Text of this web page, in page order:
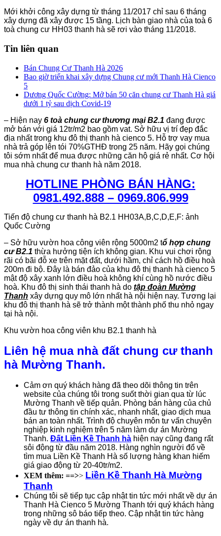
Mới khởi công xây dựng từ tháng 11/2017 chỉ sau 6 tháng
xây dựng đã xây được 15 tầng. Lịch bàn giao nhà của toà 6
toà chung cư HH03 thanh hà sẽ rơi vào tháng 11/2018.
Tin liên quan
Bán Chung Cư Thanh Hà 2026
Bao giờ triển khai xây dựng Chung cư mới Thanh Hà Cienco
5
Dương Quốc Cường: Mở bán 50 căn chung cư Thanh Hà giá
dưới 1 tỷ sau dịch Covid-19
– Hiện nay 6 toà chung cư thương mại B2.1 đang được
mở bán với giá 12tr/m2 bao gồm vat. Sở hữu vị trí đẹp đắc
địa nhất trong khu đô thị thanh hà cienco 5. Hỗ trợ vay mua
nhà trả góp lên tói 70%GTHĐ trong 25 năm. Hãy gọi chúng
tôi sớm nhất để mua được những căn hộ giá rẻ nhất. Cơ hội
mua nhà chung cư thanh hà năm 2018.
HOTLINE PHÒNG BÁN HÀNG:
0981.492.888 – 0969.806.999
Tiến độ chung cư thanh hà B2.1 HH03A,B,C,D,E,F: ảnh
Quốc Cường
– Sở hữu vườn hoa công viên rộng 5000m2 tổ hợp chung
cư B2.1 thừa hưởng tiện ích không gian. Khu vui chơi rộng
rãi có bãi đỗ xe trên mặt đất, dưới hầm, chỉ cách hồ điều hoà
200m đi bộ. Đây là bán đảo của khu đô thị thanh hà cienco 5
mật độ xây xanh lớn điều hoà không khí cùng hồ nước điều
hoà. Khu đô thị sinh thái thanh hà do tập đoàn Mường
Thanh xây dựng quy mô lớn nhất hà nội hiện nay. Tương lại
khu đô thị thanh hà sẽ trở thành một thành phố thu nhỏ ngay
tại hà nội.
Khu vườn hoa công viên khu B2.1 thanh hà
Liên hệ mua nhà đất chung cư thanh
hà Mường Thanh.
Cảm ơn quý khách hàng đã theo dõi thông tin trên
website của chúng tôi trong suốt thời gian qua từ lúc
Mường Thanh về tiếp quản. Phòng bán hàng của chủ
đầu tư thông tin chính xác, nhanh nhất, giao dịch mua
bán an toàn nhất. Trình độ chuyên môn tư vấn chuyên
nghiệp kinh nghiệm trên 5 năm làm dự án Mường
Thanh. Đất Liền Kề Thanh hà hiện nay cũng đang rất
sôi động từ đầu năm 2018. Hàng nghìn người đổ về
tìm mua Liền Kề Thanh Hà số lượng hàng khan hiếm
giá giao động từ 20-40tr/m2.
XEM thêm: ==>> Liền Kề Thanh Hà Mường
Thanh
Chúng tôi sẽ tiếp tục cập nhật tin tức mới nhất về dự án
Thanh Hà Cienco 5 Mường Thanh tới quý khách hàng
trong những sô báo tiếp theo. Cập nhật tin tức hàng
ngày về dự án thanh hà.